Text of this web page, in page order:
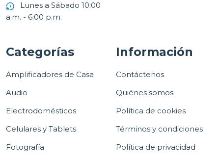
Lunes a Sábado 10:00
a.m. - 6:00 p.m.
Categorías
Amplificadores de Casa
Audio
Electrodomésticos
Celulares y Tablets
Fotografía
Información
Contáctenos
Quiénes somos
Política de cookies
Términos y condiciones
Política de privacidad